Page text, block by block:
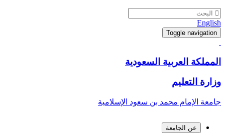
English
Toggle navigation
المملكة العربية السعودية
وزارة التعليم
جامعة الإمام محمد بن سعود الإسلامية
عن الجامعة